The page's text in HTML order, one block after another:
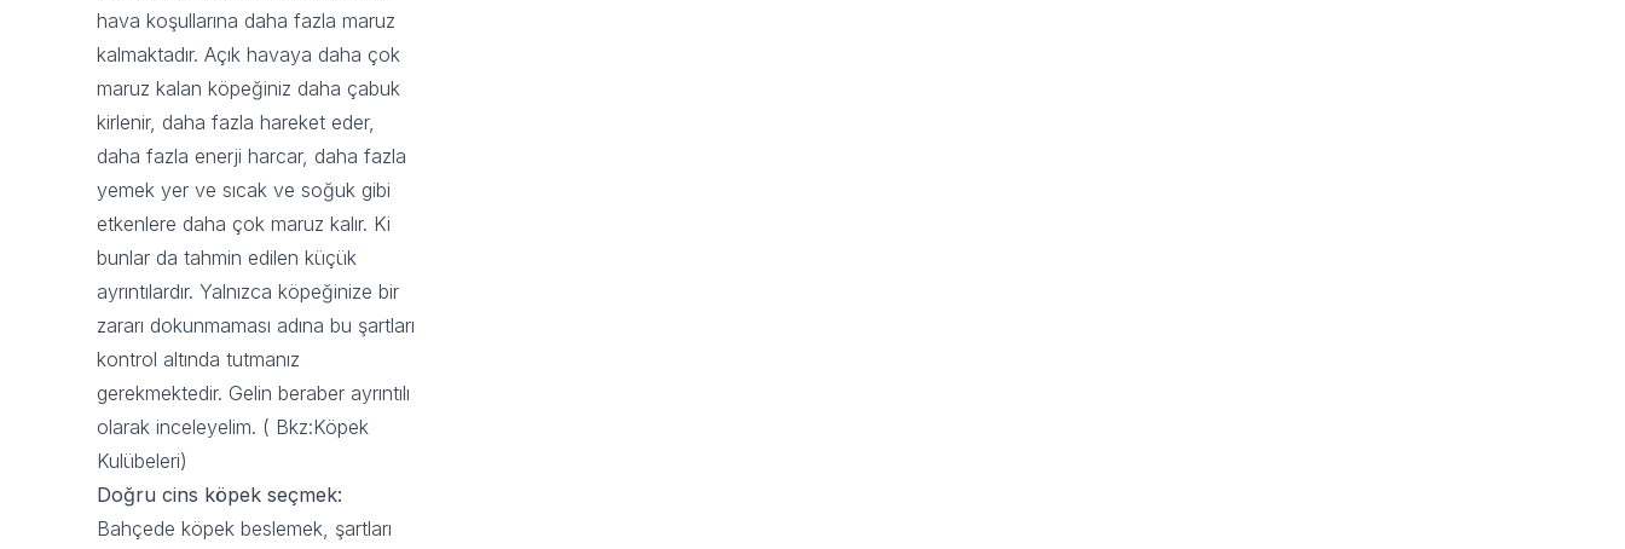
hava koşullarına daha fazla maruz
kalmaktadır. Açık havaya daha çok
maruz kalan köpeğiniz daha çabuk
kirlenir, daha fazla hareket eder,
daha fazla enerji harcar, daha fazla
yemek yer ve sıcak ve soğuk gibi
etkenlere daha çok maruz kalır. Ki
bunlar da tahmin edilen küçük
ayrıntılardır. Yalnızca köpeğinize bir
zararı dokunmaması adına bu şartları
kontrol altında tutmanız
gerekmektedir. Gelin beraber ayrıntılı
olarak inceleyelim. ( Bkz:Köpek
Kulübeleri)
Doğru cins köpek seçmek:
Bahçede köpek beslemek, şartları